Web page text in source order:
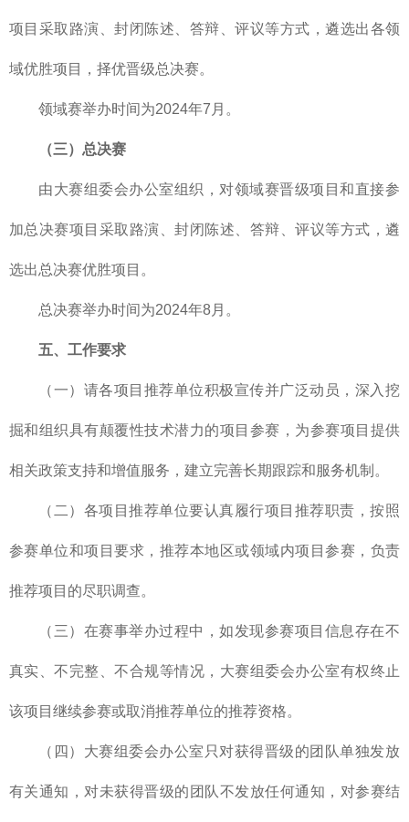
项目采取路演、封闭陈述、答辩、评议等方式，遴选出各领
域优胜项目，择优晋级总决赛。
领域赛举办时间为2024年7月。
（三）总决赛
由大赛组委会办公室组织，对领域赛晋级项目和直接参
加总决赛项目采取路演、封闭陈述、答辩、评议等方式，遴
选出总决赛优胜项目。
总决赛举办时间为2024年8月。
五、工作要求
（一）请各项目推荐单位积极宣传并广泛动员，深入挖
掘和组织具有颠覆性技术潜力的项目参赛，为参赛项目提供
相关政策支持和增值服务，建立完善长期跟踪和服务机制。
（二）各项目推荐单位要认真履行项目推荐职责，按照
参赛单位和项目要求，推荐本地区或领域内项目参赛，负责
推荐项目的尽职调查。
（三）在赛事举办过程中，如发现参赛项目信息存在不
真实、不完整、不合规等情况，大赛组委会办公室有权终止
该项目继续参赛或取消推荐单位的推荐资格。
（四）大赛组委会办公室只对获得晋级的团队单独发放
有关通知，对未获得晋级的团队不发放任何通知，对参赛结